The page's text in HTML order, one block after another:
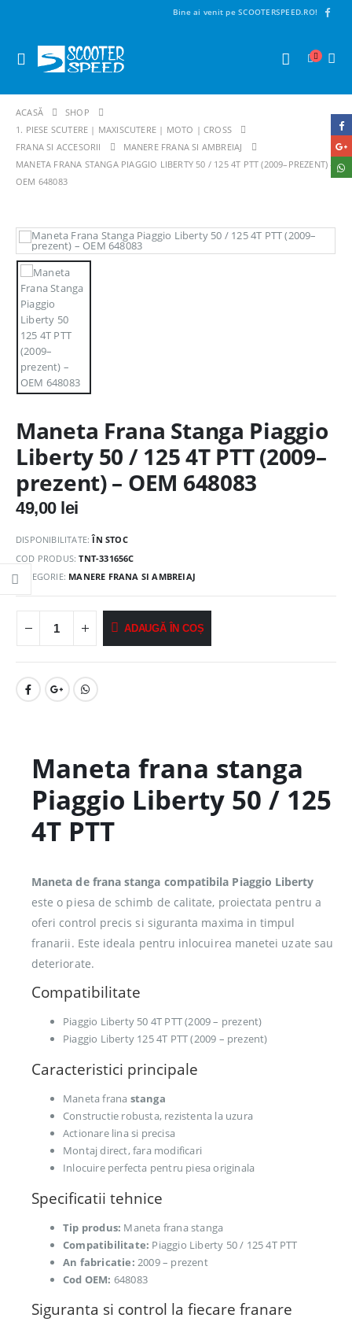
Bine ai venit pe SCOOTERSPEED.RO!
ACASĂ
SHOP
1. PIESE SCUTERE | MAXISCUTERE | MOTO | CROSS
FRANA SI ACCESORII
MANERE FRANA SI AMBREIAJ
MANETA FRANA STANGA PIAGGIO LIBERTY 50 / 125 4T PTT (2009–PREZENT) –
OEM 648083
Maneta Frana Stanga Piaggio
Liberty 50 / 125 4T PTT (2009–
prezent) – OEM 648083
49,00 lei
DISPONIBILITATE:ÎN STOC
COD PRODUS:TNT-331656C
CATEGORIE: MANERE FRANA SI AMBREIAJ
ADAUGĂ ÎN COȘ
Maneta frana stanga
Piaggio Liberty 50 / 125
4T PTT
Maneta de frana stanga compatibila Piaggio Liberty
este o piesa de schimb de calitate, proiectata pentru a
oferi control precis si siguranta maxima in timpul
franarii. Este ideala pentru inlocuirea manetei uzate sau
deteriorate.
Compatibilitate
Piaggio Liberty 50 4T PTT (2009 – prezent)
Piaggio Liberty 125 4T PTT (2009 – prezent)
Caracteristici principale
Maneta frana stanga
Constructie robusta, rezistenta la uzura
Actionare lina si precisa
Montaj direct, fara modificari
Inlocuire perfecta pentru piesa originala
Specificatii tehnice
Tip produs: Maneta frana stanga
Compatibilitate: Piaggio Liberty 50 / 125 4T PTT
An fabricatie: 2009 – prezent
Cod OEM: 648083
Siguranta si control la fiecare franare